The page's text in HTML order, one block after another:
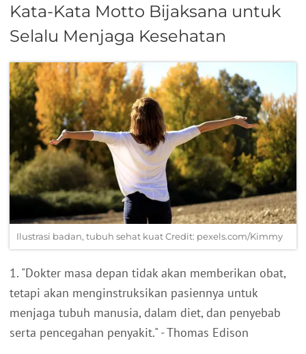
Kata-Kata Motto Bijaksana untuk
Selalu Menjaga Kesehatan
Ilustrasi badan, tubuh sehat kuat Credit: pexels.com/Kimmy
1. "Dokter masa depan tidak akan memberikan obat,
tetapi akan menginstruksikan pasiennya untuk
menjaga tubuh manusia, dalam diet, dan penyebab
serta pencegahan penyakit." - Thomas Edison